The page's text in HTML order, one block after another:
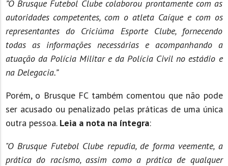
”O Brusque Futebol Clube colaborou prontamente com as
autoridades competentes, com o atleta Caíque e com os
representantes do Criciúma Esporte Clube, fornecendo
todas as informações necessárias e acompanhando a
atuação da Polícia Militar e da Polícia Civil no estádio e
na Delegacia.”
Porém, o Brusque FC também comentou que não pode
ser acusado ou penalizado pelas práticas de uma única
outra pessoa. Leia a nota na íntegra:
"O Brusque Futebol Clube repudia, de forma veemente, a
prática do racismo, assim como a prática de qualquer